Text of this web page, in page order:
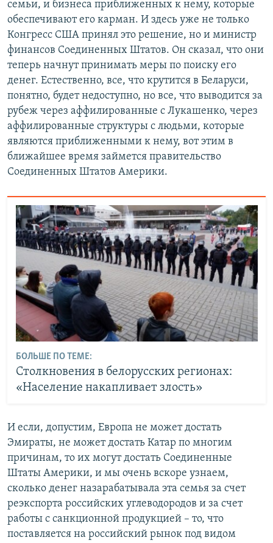
семьи, и бизнеса приближенных к нему, которые
обеспечивают его карман. И здесь уже не только
Конгресс США принял это решение, но и министр
финансов Соединенных Штатов. Он сказал, что они
теперь начнут принимать меры по поиску его
денег. Естественно, все, что крутится в Беларуси,
понятно, будет недоступно, но все, что выводится за
рубеж через аффилированные с Лукашенко, через
аффилированные структуры с людьми, которые
являются приближенными к нему, вот этим в
ближайшее время займется правительство
Соединенных Штатов Америки.
БОЛЬШЕ ПО ТЕМЕ:
Столкновения в белорусских регионах:
«Население накапливает злость»
И если, допустим, Европа не может достать
Эмираты, не может достать Катар по многим
причинам, то их могут достать Соединенные
Штаты Америки, и мы очень вскоре узнаем,
сколько денег назарабатывала эта семья за счет
реэкспорта российских углеводородов и за счет
работы с санкционной продукцией – то, что
поставляется на российский рынок под видом